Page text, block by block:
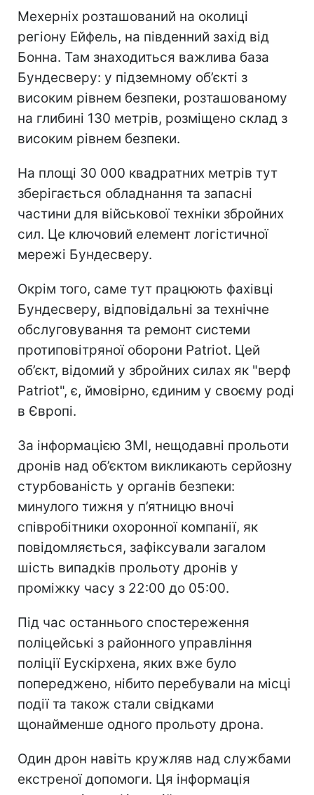
Мехерніх розташований на околиці
регіону Ейфель, на південний захід від
Бонна. Там знаходиться важлива база
Бундесверу: у підземному об’єкті з
високим рівнем безпеки, розташованому
на глибині 130 метрів, розміщено склад з
високим рівнем безпеки.
На площі 30 000 квадратних метрів тут
зберігається обладнання та запасні
частини для військової техніки збройних
сил. Це ключовий елемент логістичної
мережі Бундесверу.
Окрім того, саме тут працюють фахівці
Бундесверу, відповідальні за технічне
обслуговування та ремонт системи
протиповітряної оборони Patriot. Цей
об’єкт, відомий у збройних силах як "верф
Patriot", є, ймовірно, єдиним у своєму роді
в Європі.
За інформацією ЗМІ, нещодавні прольоти
дронів над об’єктом викликають серйозну
стурбованість у органів безпеки:
минулого тижня у п’ятницю вночі
співробітники охоронної компанії, як
повідомляється, зафіксували загалом
шість випадків прольоту дронів у
проміжку часу з 22:00 до 05:00.
Під час останнього спостереження
поліцейські з районного управління
поліції Еускірхена, яких вже було
попереджено, нібито перебували на місці
події та також стали свідками
щонайменше одного прольоту дрона.
Один дрон навіть кружляв над службами
екстреної допомоги. Ця інформація